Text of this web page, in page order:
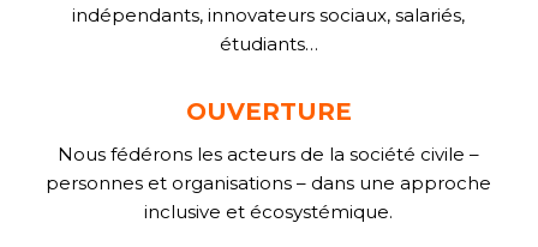
indépendants, innovateurs sociaux, salariés,
étudiants…
OUVERTURE
Nous fédérons les acteurs de la société civile –
personnes et organisations – dans une approche
inclusive et écosystémique.